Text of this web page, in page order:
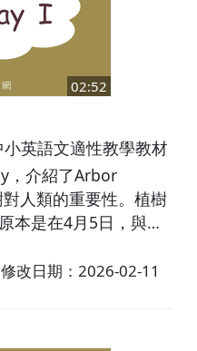
02:52
英語文適性教學教材研
，介紹了Arbor
人類的重要性。植樹
本是在4月5日，與清
年，為紀念國父孫
3月12日，並在這一
修改日期：2026-02-11